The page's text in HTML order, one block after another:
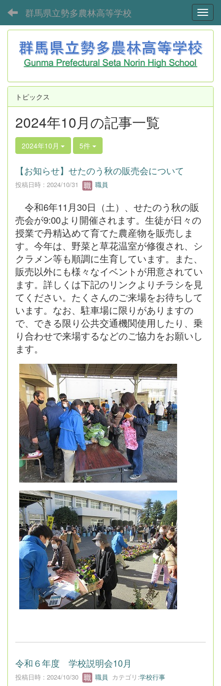
群馬県立勢多農林高等学校
トピックス
2024年10月の記事一覧
2024年10月 5件
【お知らせ】せたのう秋の販売会について
投稿日時 : 2024/10/31 職員
令和6年11月30日（土）、せたのう秋の販
売会が9:00より開催されます。生徒が日々の
授業で丹精込めて育てた農産物を販売しま
す。今年は、野菜と草花温室が修復され、シ
クラメン等も順調に生育しています。また、
販売以外にも様々なイベントが用意されてい
ます。詳しくは下記のリンクよりチラシを見
てください。 たくさんのご来場をお待ちして
います。なお、駐車場に限りがありますの
で、できる限り公共交通機関使用したり、乗
り合わせで来場するなどのご協力をお願いし
ます。
令和６年度 学校説明会10月
投稿日時 : 2024/10/30 職員 カテゴリ:学校行事